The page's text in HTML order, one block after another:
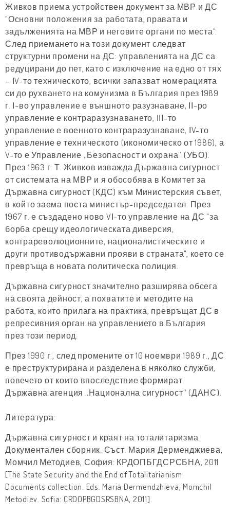
Живков приема устройствен документ за МВР и ДС
"Основни положения за работата, правата и
задълженията на МВР и неговите органи по места".
След приемането на този документ следват
структурни промени на ДС: управленията на ДС са
редуцирани до пет, като с изключение на едно от тях
– ІV-то техническото, всички запазват номерацията
си до рухването на комунизма в България през 1989
г. І-во управление е външното разузнаване, ІІ-ро
управление е контраразузнаването, ІІІ-то
управление е военното контраразузнаване, ІV-то
управление е техническото (икономическо от 1986), а
V-то е Управление „Безопасност и охрана“ (УБО).
През 1963 г. Т. Живков изважда Държавна сигурност
от системата на МВР и я обособява в Комитет за
Държавна сигурност (КДС) към Министерския съвет,
в който заема поста министър-председател. През
1967 г. е създадено ново VІ-то управление на ДС "за
борба срещу идеологическата диверсия,
контрареволюционните, националистическите и
други противодържавни прояви в страната", което се
превръща в новата политическа полиция.
Държавна сигурност значително разширява обсега
на своята дейност, а похватите и методите на
работа, които прилага на практика, превръщат ДС в
репресивния орган на управлението в България
през този период.
През 1990 г., след промените от 10 ноември 1989 г., ДС
е преструктурирана и разделена в няколко служби,
повечето от които впоследствие формират
Държавна агенция „Национална сигурност“ (ДАНС).
Литература:
Държавна сигурност и краят на тоталитаризма.
Документален сборник. Съст. Мария Дерменджиева,
Момчил Методиев, София: КРДОПБГДСРСБНА, 2011
[The State Security and the End of Totalitarianism.
Documents collection. Eds. Maria Dermendzhieva, Momchil
Metodiev. Sofia: CRDOPBGDSRSBNA, 2011].